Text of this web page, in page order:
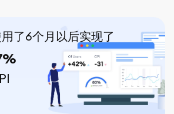
了6个月以后实现了